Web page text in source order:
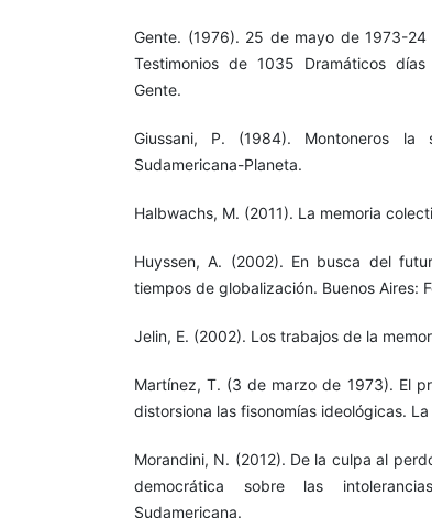
Gente. (1976). 25 de mayo de 1973-
Testimonios de 1035 Dramáticos
Gente.
Giussani, P. (1984). Montoneros la
Sudamericana-Planeta.
Halbwachs, M. (2011). La memoria
Huyssen, A. (2002). En busca del
tiempos de globalización. Buenos Aires:
Jelin, E. (2002). Los trabajos de la
Martínez, T. (3 de marzo de 1973). El
distorsiona las fisonomías ideológicas.
Morandini, N. (2012). De la culpa al
democrática sobre las
Sudamericana.